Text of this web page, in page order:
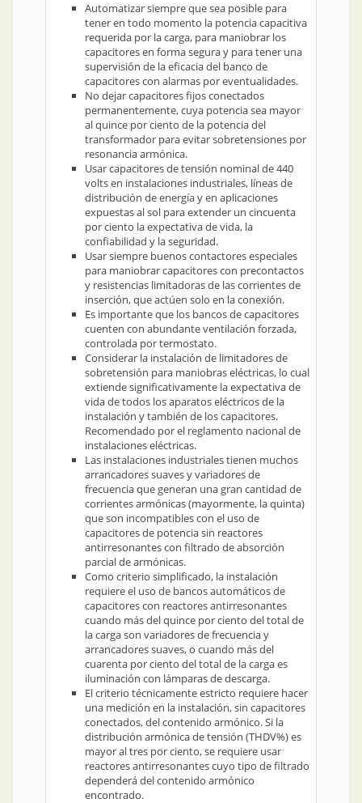
Automatizar siempre que sea posible para
tener en todo momento la potencia capacitiva
requerida por la carga, para maniobrar los
capacitores en forma segura y para tener una
supervisión de la eficacia del banco de
capacitores con alarmas por eventualidades.
No dejar capacitores fijos conectados
permanentemente, cuya potencia sea mayor
al quince por ciento de la potencia del
transformador para evitar sobretensiones por
resonancia armónica.
Usar capacitores de tensión nominal de 440
volts en instalaciones industriales, líneas de
distribución de energía y en aplicaciones
expuestas al sol para extender un cincuenta
por ciento la expectativa de vida, la
confiabilidad y la seguridad.
Usar siempre buenos contactores especiales
para maniobrar capacitores con precontactos
y resistencias limitadoras de las corrientes de
inserción, que actúen solo en la conexión.
Es importante que los bancos de capacitores
cuenten con abundante ventilación forzada,
controlada por termostato.
Considerar la instalación de limitadores de
sobretensión para maniobras eléctricas, lo cual
extiende significativamente la expectativa de
vida de todos los aparatos eléctricos de la
instalación y también de los capacitores.
Recomendado por el reglamento nacional de
instalaciones eléctricas.
Las instalaciones industriales tienen muchos
arrancadores suaves y variadores de
frecuencia que generan una gran cantidad de
corrientes armónicas (mayormente, la quinta)
que son incompatibles con el uso de
capacitores de potencia sin reactores
antirresonantes con filtrado de absorción
parcial de armónicas.
Como criterio simplificado, la instalación
requiere el uso de bancos automáticos de
capacitores con reactores antirresonantes
cuando más del quince por ciento del total de
la carga son variadores de frecuencia y
arrancadores suaves, o cuando más del
cuarenta por ciento del total de la carga es
iluminación con lámparas de descarga.
El criterio técnicamente estricto requiere hacer
una medición en la instalación, sin capacitores
conectados, del contenido armónico. Si la
distribución armónica de tensión (THDV%) es
mayor al tres por ciento, se requiere usar
reactores antirresonantes cuyo tipo de filtrado
dependerá del contenido armónico
encontrado.